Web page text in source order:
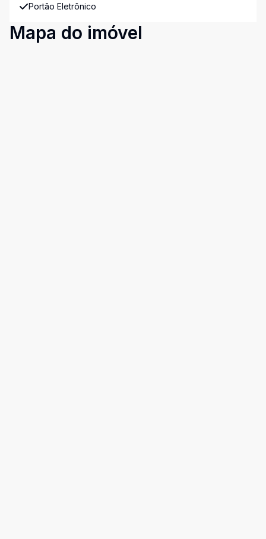
Portão Eletrônico
Mapa do imóvel